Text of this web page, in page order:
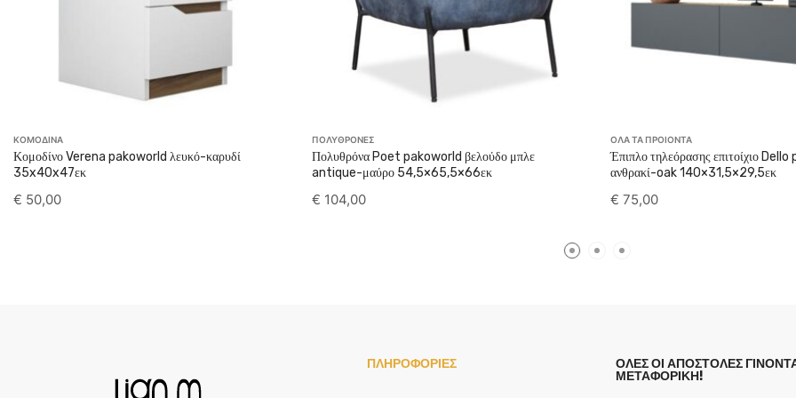
ΚΟΜΟΔΙΝΑ
Κομοδίνο Verena pakoworld λευκό-καρυδί
35x40x47εκ
€ 50,00
ΠΟΛΥΘΡΟΝΕΣ
Πολυθρόνα Poet pakoworld βελούδο μπλε
antique-μαύρο 54,5×65,5×66εκ
€ 104,00
ΟΛΑ ΤΑ ΠΡΟΙΟΝΤΑ
Έπιπλο τηλεόρασης επιτοίχιο
ανθρακί-oak 140×31,5×29,5εκ
€ 75,00
ΠΛΗΡΟΦΟΡΙΕΣ
ΟΛΕΣ ΟΙ ΑΠΟΣΤΟΛΕΣ
ΜΕΤΑΦΟΡΙΚΗ!